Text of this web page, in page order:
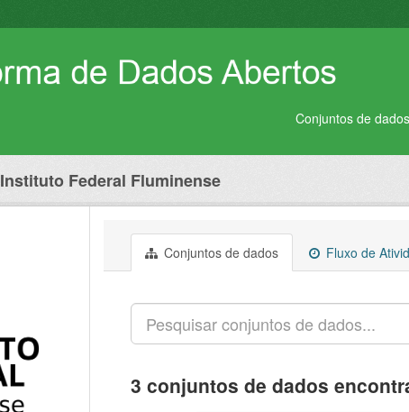
Conjuntos de dados
Instituto Federal Fluminense
Conjuntos de dados Fluxo de
3 conjuntos de dados